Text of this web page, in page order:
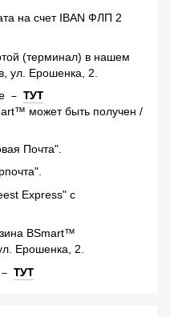
на счет IBAN ФЛП 2
(терминал) в нашем
ул. Ерошенка, 2.
– ТУТ
может быть получен /
Почта".
Express" с
BSmart™
Ерошенка, 2.
– ТУТ